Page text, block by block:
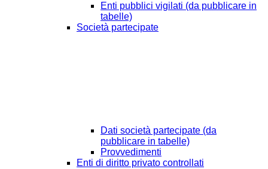
Enti pubblici vigilati (da pubblicare in
tabelle)
Società partecipate
Dati società partecipate (da
pubblicare in tabelle)
Provvedimenti
Enti di diritto privato controllati